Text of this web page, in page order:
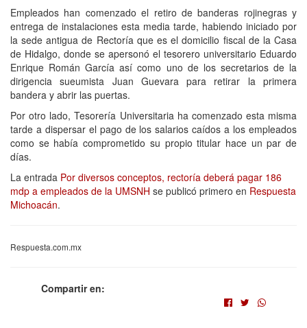
Empleados han comenzado el retiro de banderas rojinegras y
entrega de instalaciones esta media tarde, habiendo iniciado por
la sede antigua de Rectoría que es el domicilio fiscal de la Casa
de Hidalgo, donde se apersonó el tesorero universitario Eduardo
Enrique Román García así como uno de los secretarios de la
dirigencia sueumista Juan Guevara para retirar la primera
bandera y abrir las puertas.
Por otro lado, Tesorería Universitaria ha comenzado esta misma
tarde a dispersar el pago de los salarios caídos a los empleados
como se había comprometido su propio titular hace un par de
días.
La entrada Por diversos conceptos, rectoría deberá pagar 186
mdp a empleados de la UMSNH se publicó primero en Respuesta
Michoacán.
Respuesta.com.mx
Compartir en: